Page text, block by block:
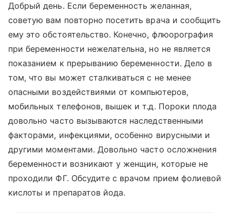
Добрый день. Если беременность желанная,
советую вам повторно посетить врача и сообщить
ему это обстоятельство. Конечно, флюорография
при беременности нежелательна, но не является
показанием к прерыванию беременности. Дело в
том, что вы может сталкиваться с не менее
опасными воздействиями от компьютеров,
мобильных телефонов, вышек и т.д. Пороки плода
довольно часто вызываются наследственными
факторами, инфекциями, особенно вирусными и
другими моментами. Довольно часто осложнения
беременности возникают у женщин, которые не
проходили ФГ. Обсудите с врачом прием фолиевой
кислоты и препаратов йода.